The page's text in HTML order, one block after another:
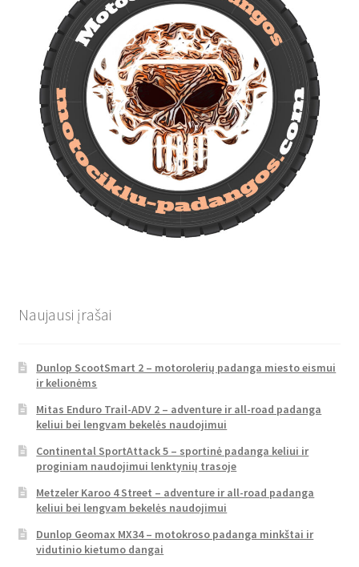
Naujausi įrašai
Dunlop ScootSmart 2 – motorolerių padanga miesto eismui
ir kelionėms
Mitas Enduro Trail-ADV 2 – adventure ir all-road padanga
keliui bei lengvam bekelės naudojimui
Continental SportAttack 5 – sportinė padanga keliui ir
proginiam naudojimui lenktynių trasoje
Metzeler Karoo 4 Street – adventure ir all-road padanga
keliui bei lengvam bekelės naudojimui
Dunlop Geomax MX34 – motokroso padanga minkštai ir
vidutinio kietumo dangai